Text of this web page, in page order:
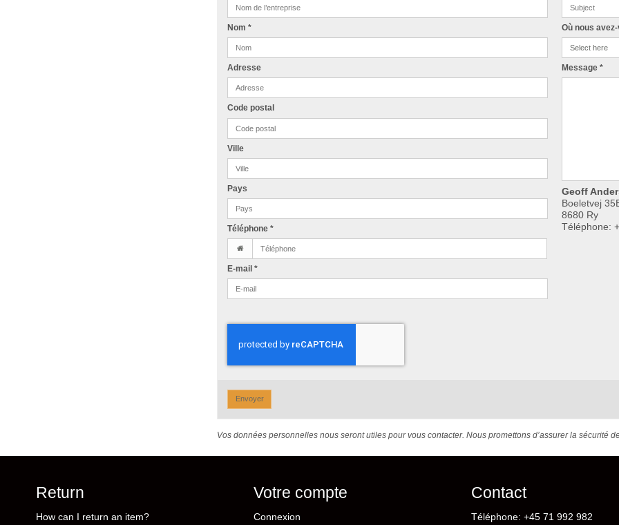
Nom*
Adresse
Code postal
Ville
Pays
Téléphone*
E-mail*
Où nous
Message*
Geoff
Boeletvej
8680 Ry
Téléphone:
Envoyer
Vos données personnelles nous seront utiles pour vous contacter. Nous promettons d’assurer la sécurité
Return
How can I return an item?
Votre compte
Connexion
Contact
Téléphone: +45 71 992 982